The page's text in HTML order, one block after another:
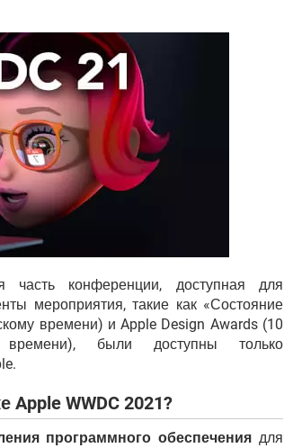
часть конференции, доступная для
мероприятия, такие как «Состояние
времени) и Apple Design Awards (10
были доступны только
WWDC 2021?
программного обеспечения для